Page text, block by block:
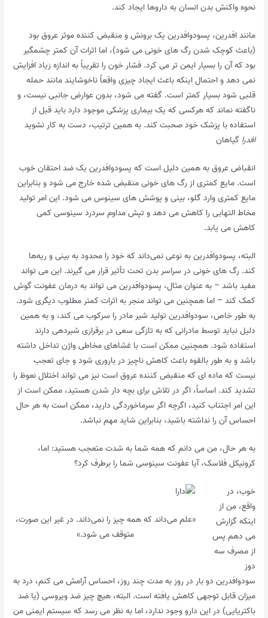
نحوه واکنش بدن انسان به داروها ایجاد کند.
مانند افدرین، پسودوافدرین یک برونش و منقبض کننده موثر عروق بود
(باعث کوچک شدن رگ های خونی می شود)، اما اثرات آن کمتر چشمگیر
بود که آن را بسیار ایمن تر می کرد. فشار خون را تقریباً به اندازه زیاد افزایش
نمی دهد و احتمال اینکه باعث ایجاد چیزی واقعاً ناخوشایند مانند حمله
قلبی شود بسیار کمتر است. گفته می شود، بدون عوارض جانبی نیست، و
ناگفته نماند که هرکسی که یک بیماری پزشکی موجود دارد باید قبل از
استفاده با پزشک خود صحبت کند. به همین ترتیب، دست به کار نشوید
افدرا گیاهان
انقباض عروق به همین دلیل است که پسودوافدرین یک ضد احتقان خوب
است. مایع کمتری از رگ های خونی منقبض شده خارج می شود و بنابراین
مایع کمتری وارد گلو، بینی و پوشش های سینوس می شود. این امر تولید
مخاط التهابی را کاهش می دهد و تپش مداوم سردرد سینوسی کمی
کاهش می یابد.
البته، پسودوافدرین به نوعی نمی‌داند که خود را محدود به بینی و ریه‌ها
کند. رگ های خونی در سراسر بدن تحت تأثیر قرار می گیرند. این می تواند
مفید باشد – به عنوان مثال، پسودوافدرین می تواند به درمان عفونت گوش
کمک کند – اما همچنین می تواند منجر به اثرات کمتر مطلوب دیگری شود.
به طور خاص، سودوافدرین تولید شیر مادر را سرکوب می کند، و به همین
دلیل نباید توسط مادرانی که به تازگی سعی در برقراری شیردهی دارند
استفاده شود. همچنین ممکن است با غشاهای مخاطی واژن تداخل داشته
باشد و به طور بالقوه باعث کاهش ناچیز در باروری شود و جای تعجب
نیست که ماده ای که منقبض کننده عروق است نیز می تواند اختلال نعوظ را
تشدید کند. اساساً، اگر در تلاش برای بچه دار شدن هستید، ممکن است از
این امر اجتناب کنید، اگرچه اگر سرماخوردگی دارید، ممکن است به هر حال
احساس آن را نداشته باشید، بنابراین شاید مهم نباشد.
به هر حال، من می دانم که همه شما به شدت متعجب هستید: اما،
کرونیکل فلاسک، آیا عفونت سینوسی شما را برطرف کرد؟
«علم می‌داند که همه چیز را نمی‌داند. در غیر این صورت،
متوقف می شود.»
خوب، در
واقع، من از
اینکه گزارش
می دهم پس
از مصرف سه
دوز
سودوافدرین دو بار در روز به مدت چند روز، احساس آرامش می کنم، درد به
میزان قابل توجهی کاهش یافته است. البته، هیچ چیز ضد ویروسی (یا ضد
باکتریایی) در این دارو وجود ندارد، اما به نظر می رسد که سیستم ایمنی من